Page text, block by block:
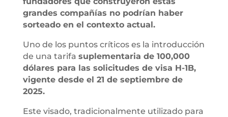
grandes compañías no podrían haber
sorteado en el contexto actual.
Uno de los puntos críticos es la introducción
de una tarifa suplementaria de 100,000
dólares para las solicitudes de visa H-1B,
vigente desde el 21 de septiembre de
2025.
Este visado, tradicionalmente utilizado para